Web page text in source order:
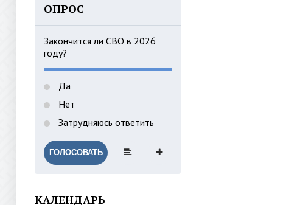
ОПРОС
Закончится ли СВО в 2026
году?
Да
Нет
Затрудняюсь ответить
ГОЛОСОВАТЬ
КАЛЕНДАРЬ